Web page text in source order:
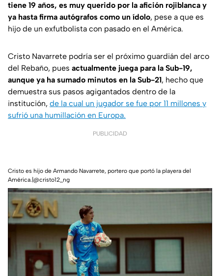
tiene 19 años, es muy querido por la afición rojiblanca y
ya hasta firma autógrafos como un ídolo, pese a que es
hijo de un exfutbolista con pasado en el América.
Cristo Navarrete podría ser el próximo guardián del arco
del Rebaño, pues actualmente juega para la Sub-19,
aunque ya ha sumado minutos en la Sub-21, hecho que
demuestra sus pasos agigantados dentro de la
institución, de la cual un jugador se fue por 11 millones y
sufrió una humillación en Europa.
PUBLICIDAD
Cristo es hijo de Armando Navarrete, portero que portó la playera del
América.|@cristo12_ng